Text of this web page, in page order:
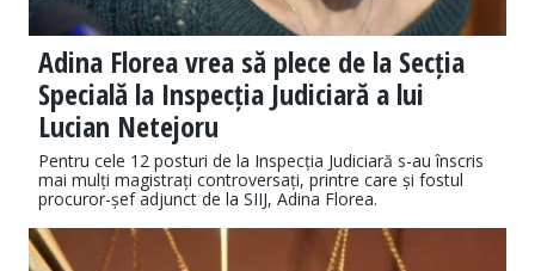
Adina Florea vrea să plece de la Secția
Specială la Inspecția Judiciară a lui
Lucian Netejoru
Pentru cele 12 posturi de la Inspecția Judiciară s-au înscris
mai mulți magistrați controversați, printre care și fostul
procuror-șef adjunct de la SIIJ, Adina Florea.